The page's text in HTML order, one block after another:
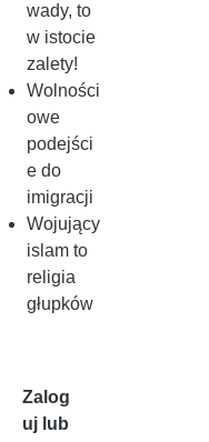
wady, to
w istocie
zalety!
Wolności
owe
podejści
e do
imigracji
Wojujący
islam to
religia
głupków
Zalog
uj lub